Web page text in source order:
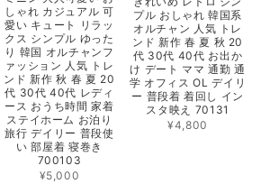
しゃれ カジュアル 可
愛い キュート リラッ
クス シンプル ゆった
り 韓国 オルチャンフ
ァッション 人気 トレ
ンド 新作 秋 春 夏 20
代 30代 40代 レディ
ース おうち時間 家着
ステイホーム お泊り
旅行 デイリー 普段使
い 部屋着 寝巻き
700103
¥5,000
プル おしゃれ 韓国系
オルチャン 人気 トレ
ンド 新作 春 夏 秋 20
代 30代 40代 お出か
け デート ママ 通勤 通
学 オフィス OL デイリ
ー 普段着 着回し イン
スタ映え 70131
¥4,800